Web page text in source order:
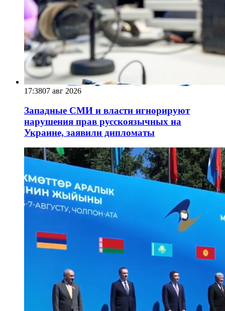
17:3807 авг 2026
Западные СМИ и власти игнорируют
нарушения прав русскоязычных на
Украине, заявили дипломаты